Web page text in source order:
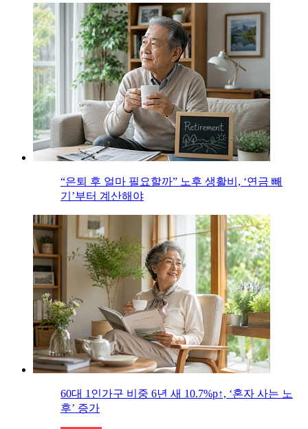
“은퇴 후 얼마 필요할까” 노후 생활비, ‘연금 빼
기’부터 계산해야
60대 1인가구 비중 6년 새 10.7%p↑, ‘혼자 사는 노
후’ 증가